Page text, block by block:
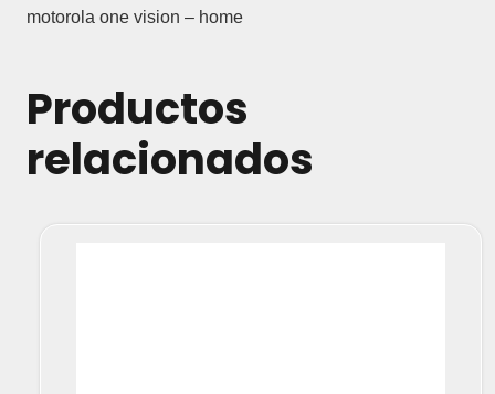
motorola one vision – home
Productos
relacionados